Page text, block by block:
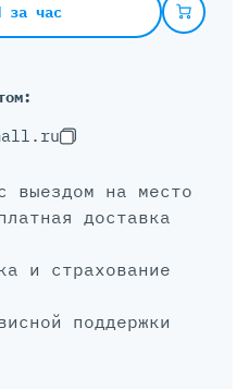
за час
выездом на место
доставка
и страхование
поддержки